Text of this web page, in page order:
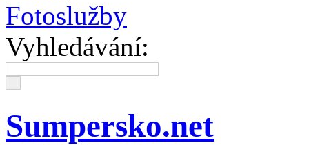
Fotoslužby
Vyhledávání:
Sumpersko.net